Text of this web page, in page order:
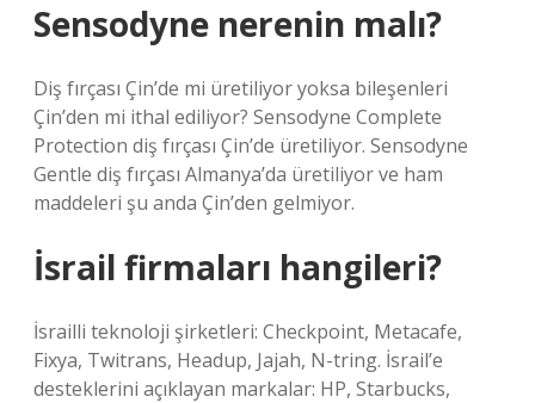
Sensodyne nerenin malı?
Diş fırçası Çin’de mi üretiliyor yoksa bileşenleri
Çin’den mi ithal ediliyor? Sensodyne Complete
Protection diş fırçası Çin’de üretiliyor. Sensodyne
Gentle diş fırçası Almanya’da üretiliyor ve ham
maddeleri şu anda Çin’den gelmiyor.
İsrail firmaları hangileri?
İsrailli teknoloji şirketleri: Checkpoint, Metacafe,
Fixya, Twitrans, Headup, Jajah, N-tring. İsrail’e
desteklerini açıklayan markalar: HP, Starbucks,